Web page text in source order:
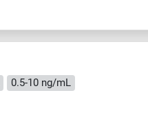
0.5-10 ng/mL